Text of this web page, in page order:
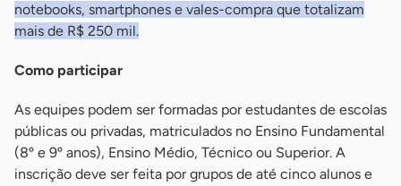
notebooks, smartphones e vales-compra que totalizam
mais de R$ 250 mil.
Como participar
As equipes podem ser formadas por estudantes de escolas
públicas ou privadas, matriculados no Ensino Fundamental
(8º e 9º anos), Ensino Médio, Técnico ou Superior. A
inscrição deve ser feita por grupos de até cinco alunos e